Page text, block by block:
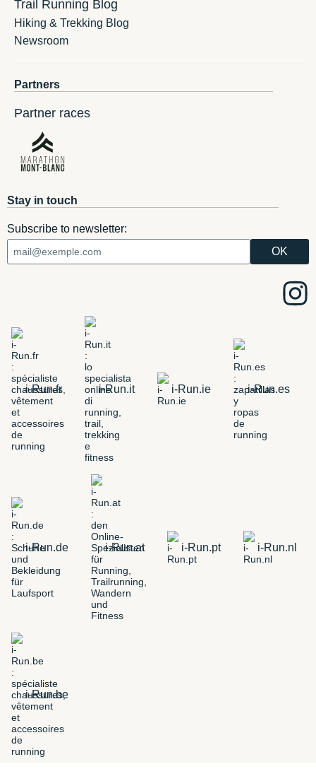
Trail Running Blog
Hiking & Trekking Blog
Newsroom
Partners
Partner races
Stay in touch
Subscribe to newsletter:
i-Run.fr i-Run.it i-Run.ie i-Run.es
i-Run.de i-Run.at i-Run.pt i-Run.nl
i-Run.be